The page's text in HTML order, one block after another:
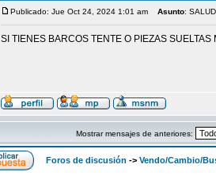
Publicado: Jue Oct 24, 2024 1:01 am Asunto:
SI TIENES BARCOS TENTE O PIEZAS
Mostrar mensajes de anteriores:
Foros de discusión -> Vendo/Cambio/